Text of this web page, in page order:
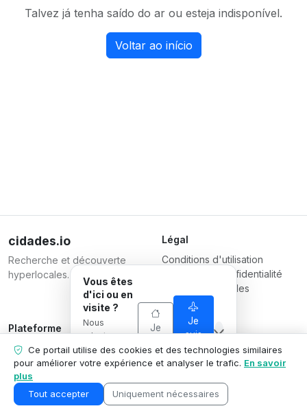
Talvez já tenha saído do ar ou esteja indisponível.
Voltar ao início
cidades.io
Recherche et découverte
hyperlocales.
Légal
Conditions d'utilisation
Politique de confidentialité
Conditions pour les
entreprises
Plateforme
Inscrire une entreprise
Forfaits
Contactez-nous
Espace entreprise
Responsable
Serverplace Serviços de
Internet
© 2026
Ce portail utilise des cookies et des technologies similaires
pour améliorer votre expérience et analyser le trafic. En savoir
plus
Tout accepter
Uniquement nécessaires
Vous êtes
d'ici ou en
visite ?
Nous
adaptons ce
que nous
montrons à
situation.
Je
d'ici
Je
suis
en
visite